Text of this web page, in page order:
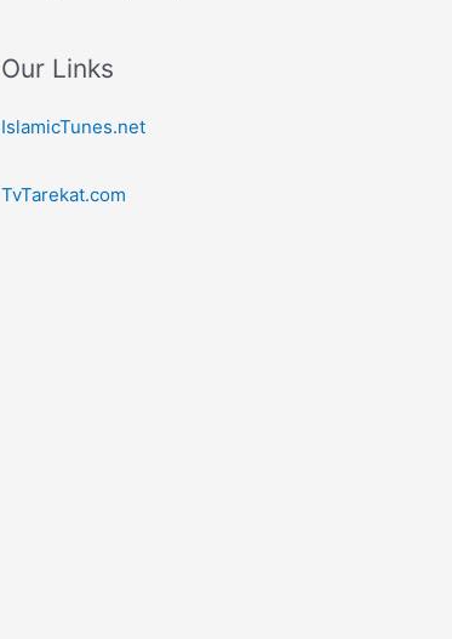
Our Links
IslamicTunes.net
TvTarekat.com